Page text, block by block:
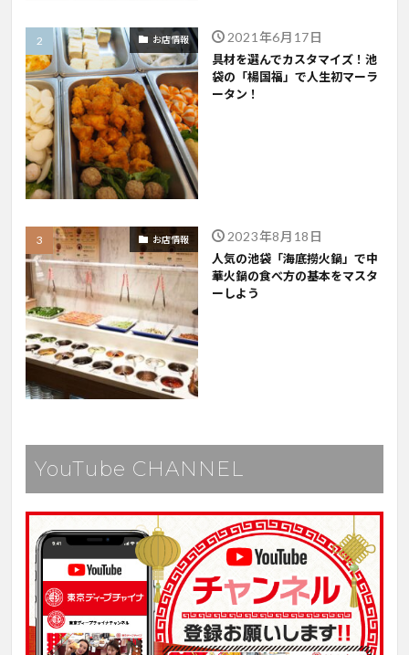
お店情報 2021年6月17日
具材を選んでカスタマイズ！池
袋の「楊国福」で人生初マーラ
ータン！
お店情報 2023年8月18日
人気の池袋「海底撈火鍋」で中
華火鍋の食べ方の基本をマスタ
ーしよう
YouTube CHANNEL